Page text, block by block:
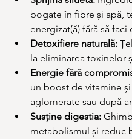
bogate în fibre și apă,
energizat(ă) fără să faci
Detoxifiere naturală:
la eliminarea toxinelor
Energie fără
un boost de vitamine
aglomerate sau după
Susține digestia:
metabolismul și reduc